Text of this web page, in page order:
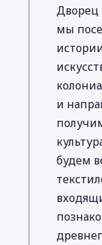
Дворец
мы
и
будем